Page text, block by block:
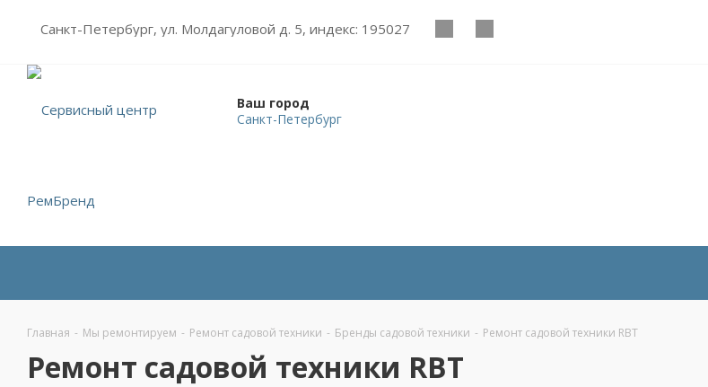
Санкт-Петербург, ул. Молдагуловой д. 5, индекс: 195027
Ваш город
Санкт-Петербург
Главная - Мы ремонтируем - Ремонт садовой техники - Бренды садовой техники - Ремонт садовой техники RBT
Ремонт садовой техники RBT